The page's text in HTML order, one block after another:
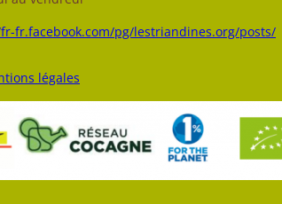
fr.facebook.com/pg/lestriandines.org/posts/
légales